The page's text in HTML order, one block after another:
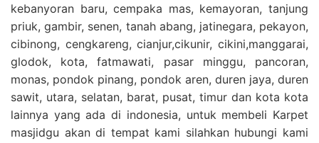
kebanyoran baru, cempaka mas, kemayoran, tanjung
priuk, gambir, senen, tanah abang, jatinegara, pekayon,
cibinong, cengkareng, cianjur,cikunir, cikini,manggarai,
glodok, kota, fatmawati, pasar minggu, pancoran,
monas, pondok pinang, pondok aren, duren jaya, duren
sawit, utara, selatan, barat, pusat, timur dan kota kota
lainnya yang ada di indonesia, untuk membeli Karpet
masjidgu akan di tempat kami silahkan hubungi kami